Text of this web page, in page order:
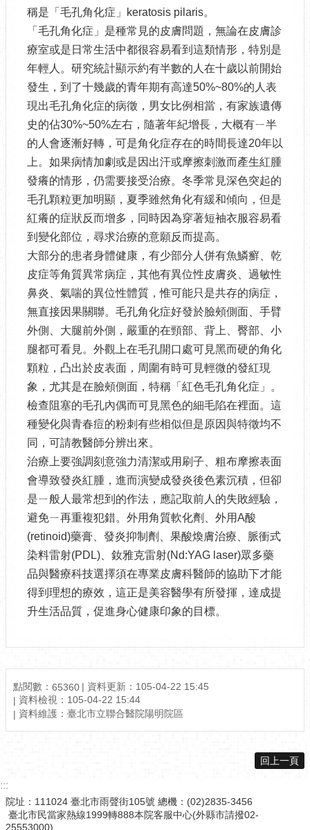
稱是「毛孔角化症」keratosis pilaris。
「毛孔角化症」是種常見的皮膚問題，無論在皮膚診
療室或是日常生活中都很容易看到這類情形，特別是
年輕人。研究統計顯示約有半數的人在十歲以前開始
發生，到了十幾歲的青年期有高達50%~80%的人表
現出毛孔角化症的病徵，男女比例相當，有家族遺傳
史的佔30%~50%左右，隨著年紀增長，大概有ㄧ半
的人會逐漸好轉，可是角化症存在的時間長達20年以
上。如果病情加劇或是因出汗或摩擦刺激而產生紅腫
發癢的情形，仍需要接受治療。冬季常見深色突起的
毛孔顆粒更加明顯，夏季雖然角化有緩和傾向，但是
紅癢的症狀反而增多，同時因為穿著短袖衣服容易看
到變化部位，尋求治療的意願反而提高。
大部分的患者身體健康，有少部分人併有魚鱗癬、乾
皮症等角質異常病症，其他有異位性皮膚炎、過敏性
鼻炎、氣喘的異位性體質，惟可能只是共存的病症，
無直接因果關聯。毛孔角化症好發於臉頰側面、手臂
外側、大腿前外側，嚴重的在頸部、背上、臀部、小
腿都可看見。外觀上在毛孔開口處可見黑而硬的角化
顆粒，凸出於皮表面，周圍有時可見輕微的發紅現
象，尤其是在臉頰側面，特稱「紅色毛孔角化症」。
檢查阻塞的毛孔內偶而可見黑色的細毛陷在裡面。這
種變化與青春痘的粉刺有些相似但是原因與特徵均不
同，可請教醫師分辨出來。
治療上要強調刻意強力清潔或用刷子、粗布摩擦表面
會導致發炎紅腫，進而演變成發炎後色素沉積，但卻
是ㄧ般人最常想到的作法，應記取前人的失敗經驗，
避免ㄧ再重複犯錯。外用角質軟化劑、外用A酸
(retinoid)藥膏、發炎抑制劑、果酸煥膚治療、脈衝式
染料雷射(PDL)、釹雅克雷射(Nd:YAG laser)眾多藥
品與醫療科技選擇須在專業皮膚科醫師的協助下才能
得到理想的療效，這正是美容醫學有所發揮，達成提
升生活品質，促進身心健康印象的目標。
點閱數： 65360
資料更新：105-04-22 15:45
資料檢視：105-04-22 15:44
資料維護：臺北市立聯合醫院陽明院區
回上一頁
:::
院址：111024 臺北市雨聲街105號 總機：(02)2835-3456
臺北市民當家熱線1999轉888本院客服中心(外縣市請撥02-
25553000)